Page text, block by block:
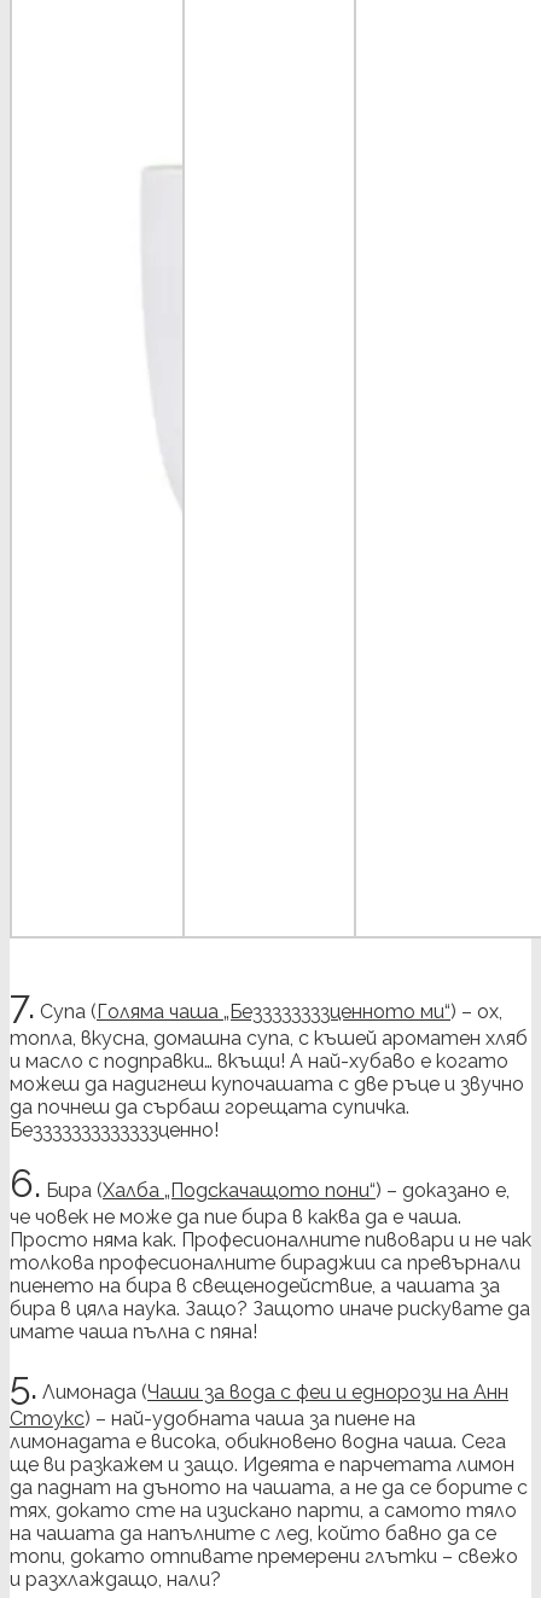
7. Супа (Голяма чаша „Беззззззззценното ми“) – ох,
топла, вкусна, домашна супа, с къшей ароматен хляб
и масло с подправки… вкъщи! А най-хубаво е когато
можеш да надигнеш купочашата с две ръце и звучно
да почнеш да сърбаш горещата супичка.
Безззззззззззззценно!
6. Бира (Халба „Подскачащото пони“) – доказано е,
че човек не може да пие бира в каква да е чаша.
Просто няма как. Професионалните пивовари и не чак
толкова професионалните бираджии са превърнали
пиенето на бира в свещенодействие, а чашата за
бира в цяла наука. Защо? Защото иначе рискувате да
имате чаша пълна с пяна!
5. Лимонада (Чаши за вода с феи и еднорози на Анн
Стоукс) – най-удобната чаша за пиене на
лимонадата е висока, обикновено водна чаша. Сега
ще ви разкажем и защо. Идеята е парчетата лимон
да паднат на дъното на чашата, а не да се борите с
тях, докато сте на изискано парти, а самото тяло
на чашата да напълните с лед, който бавно да се
топи, докато отпивате премерени глътки – свежо
и разхлаждащо, нали?